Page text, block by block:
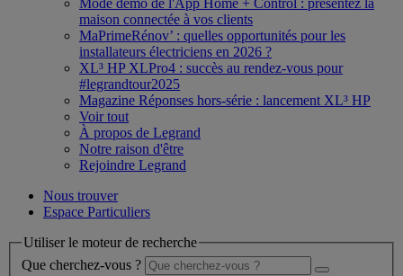
Mode démo de l'App Home + Control : présentez la
maison connectée à vos clients
MaPrimeRénov’ : quelles opportunités pour les
installateurs électriciens en 2026 ?
XL³ HP XLPro4 : succès au rendez-vous pour
#legrandtour2025
Magazine Réponses hors-série : lancement XL³ HP
Voir tout
À propos de Legrand
Notre raison d'être
Rejoindre Legrand
Nous trouver
Espace Particuliers
Utiliser le moteur de recherche
Que cherchez-vous ?